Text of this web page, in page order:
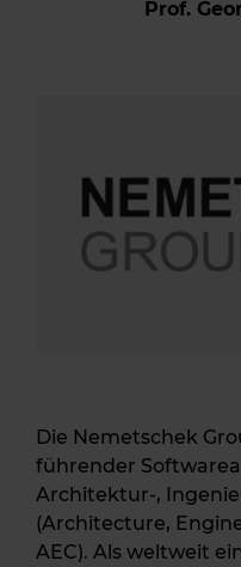
Prof.
Die Nemetschek
führender
Architektur-,
(Architecture,
AEC). Als weltweit